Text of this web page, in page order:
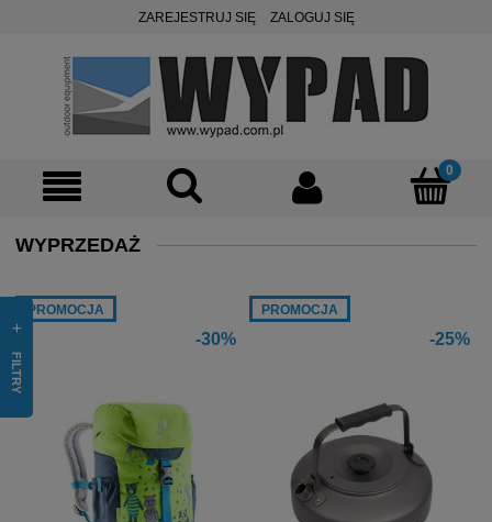
ZAREJESTRUJ SIĘ ZALOGUJ SIĘ
WYPRZEDAŻ
-30%
PROMOCJA
-25%
PROMOCJA
FILTRY